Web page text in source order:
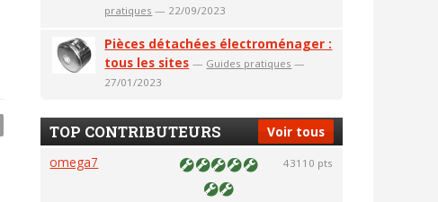
pratiques — 22/09/2023
Pièces détachées électroménager :
tous les sites — Guides pratiques —
27/01/2023
Voir tous
TOP CONTRIBUTEURS
omega7 43110 pts